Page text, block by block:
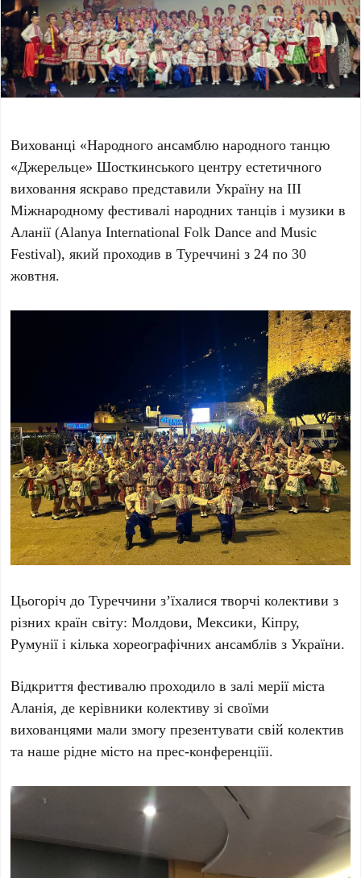
Вихованці «Народного ансамблю народного танцю
«Джерельце» Шосткинського центру естетичного
виховання яскраво представили Україну на III
Міжнародному фестивалі народних танців і музики в
Аланії (Alanya International Folk Dance and Music
Festival), який проходив в Туреччині з 24 по 30
жовтня.
Цьогоріч до Туреччини з’їхалися творчі колективи з
різних країн світу: Молдови, Мексики, Кіпру,
Румунії і кілька хореографічних ансамблів з України.
Відкриття фестивалю проходило в залі мерії міста
Аланія, де керівники колективу зі своїми
вихованцями мали змогу презентувати свій колектив
та наше рідне місто на прес-конференціїі.